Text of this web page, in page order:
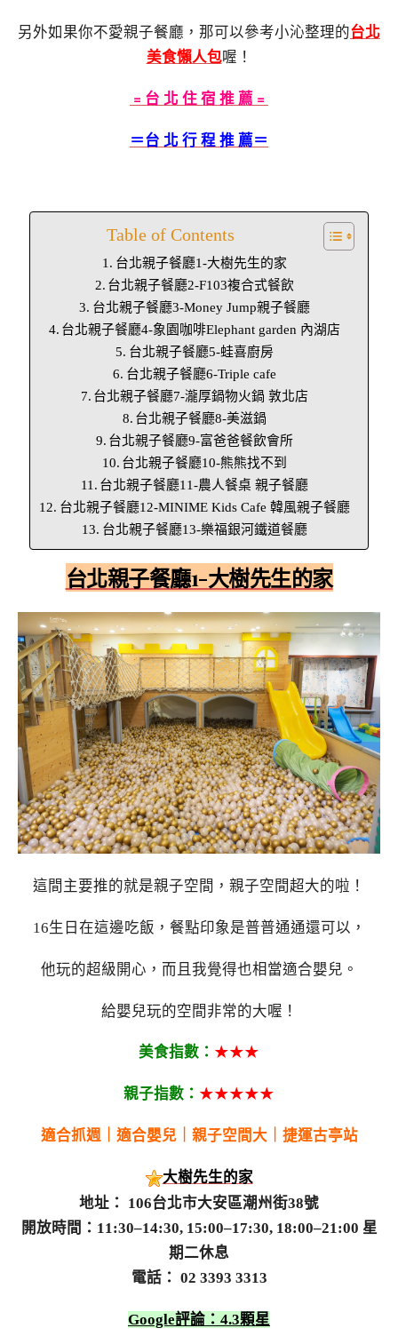
另外如果你不愛親子餐廳，那可以參考小沁整理的台北
美食懶人包喔！
﹦台 北 住 宿 推 薦﹦
＝台 北 行 程 推 薦＝
Table of Contents
台北親子餐廳1-大樹先生的家
台北親子餐廳2-F103複合式餐飲
台北親子餐廳3-Money Jump親子餐廳
台北親子餐廳4-象園咖啡Elephant garden 內湖店
台北親子餐廳5-蛙喜廚房
台北親子餐廳6-Triple cafe
台北親子餐廳7-瀧厚鍋物火鍋 敦北店
台北親子餐廳8-美滋鍋
台北親子餐廳9-富爸爸餐飲會所
台北親子餐廳10-熊熊找不到
台北親子餐廳11-農人餐桌 親子餐廳
台北親子餐廳12-MINIME Kids Cafe 韓風親子餐廳
台北親子餐廳13-樂福銀河鐵道餐廳
台北親子餐廳1-大樹先生的家
這間主要推的就是親子空間，親子空間超大的啦！
16生日在這邊吃飯，餐點印象是普普通通還可以，
他玩的超級開心，而且我覺得也相當適合嬰兒。
給嬰兒玩的空間非常的大喔！
美食指數： ★★★
親子指數： ★★★★★
適合抓週｜適合嬰兒｜親子空間大｜捷運古亭站
大樹先生的家
地址： 106台北市大安區潮州街38號
開放時間：11:30–14:30, 15:00–17:30, 18:00–21:00 星
期二休息
電話： 02 3393 3313
Google評論：4.3顆星